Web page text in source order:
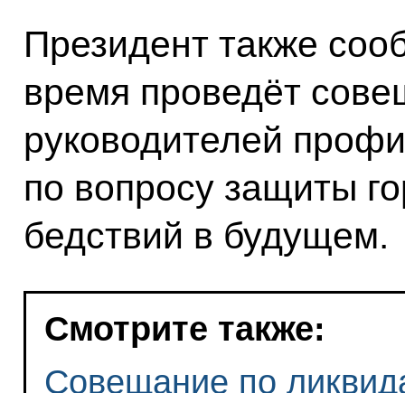
Президент также
время проведёт
руководителей
по вопросу защиты
бедствий в будущем.
Смотрите также:
Совещание по